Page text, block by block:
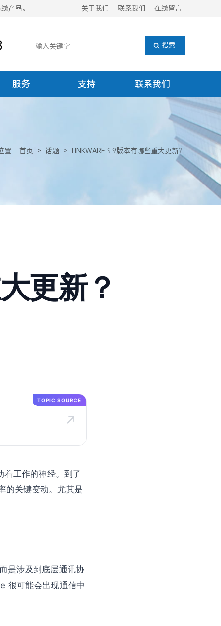
产品。 关于我们 联系我们 在线留言
服务 支持 联系我们
置 : 首页 > 话题 > LINKWARE 9.9版本有哪些重大更新？
更新？
TOPIC SOURCE
工作的神经。到了
的关键变动。尤其是
是涉及到底层通讯协
很可能会出现通信中